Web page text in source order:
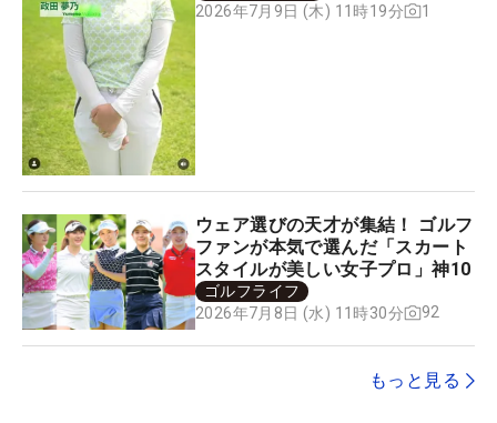
2026年7月9日 (木) 11時19分
1
ウェア選びの天才が集結！ ゴルフ
ファンが本気で選んだ「スカート
スタイルが美しい女子プロ」神10
ゴルフライフ
2026年7月8日 (水) 11時30分
92
もっと見る